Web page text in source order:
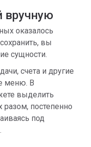
вручную
оказалось
вы
сущности.
счета и другие
меню. В
выделить
разом, постепенно
под